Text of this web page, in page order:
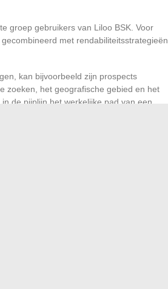
groep gebruikers van Liloo BSK. Voor
met rendabiliteitsstrategieën
kan bijvoorbeeld zijn prospects
zoeken, het geografische gebied en het
de pijplijn het werkelijke pad van een